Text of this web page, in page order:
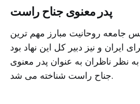
پدر معنوی جناح راست
جامعه روحانیت مبارز مهم ترین
نظر ناظران به عنوان پدر معنوی
جناح راست شناخته می شد.